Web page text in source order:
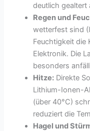
deutlich gealtert
Regen und
wetterfest sind
Feuchtigkeit die
Elektronik. Die
besonders
Hitze: Direkte
Lithium-Ionen-
(über 40°C)
reduziert die
Hagel und